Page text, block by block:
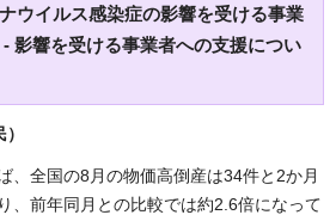
ウイルス感染症の影響を受ける事業
影響を受ける事業者への支援につい
、全国の8月の物価高倒産は34件と2か月
、前年同月との比較では約2.6倍になって